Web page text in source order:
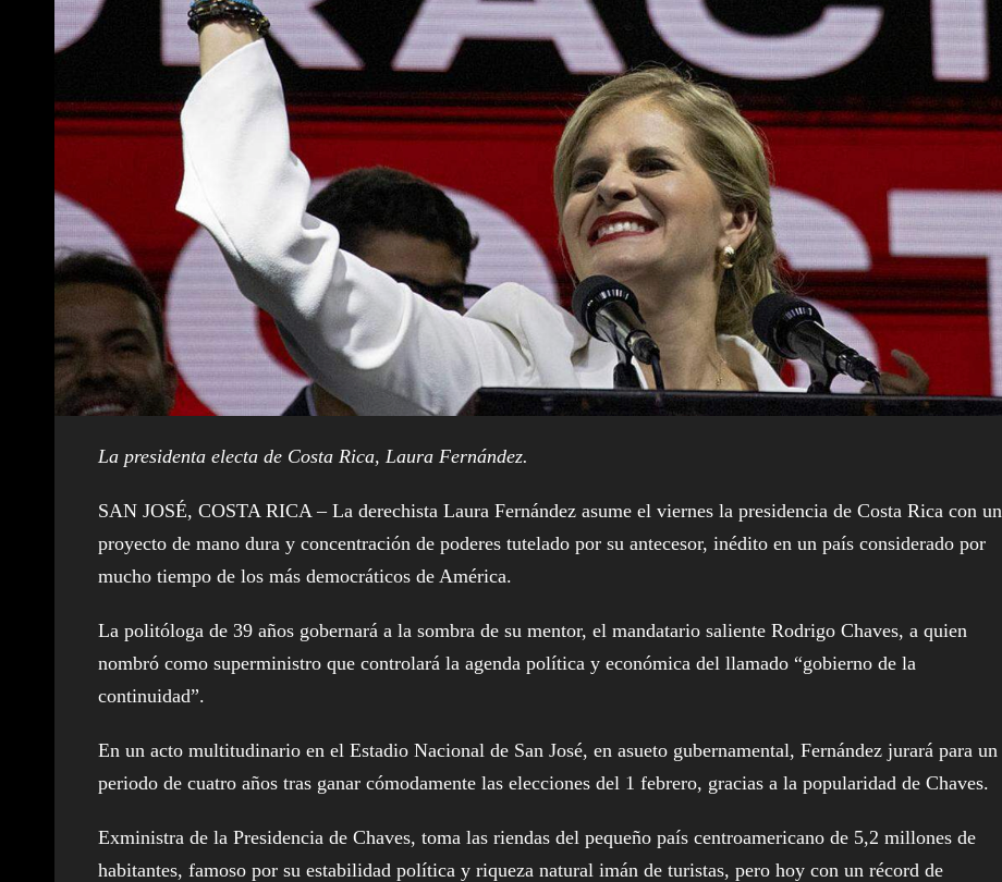
La presidenta electa de Costa Rica, Laura Fernández.
SAN JOSÉ, COSTA RICA – La derechista Laura Fernández asume el viernes la presidencia de Costa Rica con un
proyecto de mano dura y concentración de poderes tutelado por su antecesor, inédito en un país considerado por
mucho tiempo de los más democráticos de América.
La politóloga de 39 años gobernará a la sombra de su mentor, el mandatario saliente Rodrigo Chaves, a quien
nombró como superministro que controlará la agenda política y económica del llamado “gobierno de la
continuidad”.
En un acto multitudinario en el Estadio Nacional de San José, en asueto gubernamental, Fernández jurará para un
periodo de cuatro años tras ganar cómodamente las elecciones del 1 febrero, gracias a la popularidad de Chaves.
Exministra de la Presidencia de Chaves, toma las riendas del pequeño país centroamericano de 5,2 millones de
habitantes, famoso por su estabilidad política y riqueza natural imán de turistas, pero hoy con un récord de